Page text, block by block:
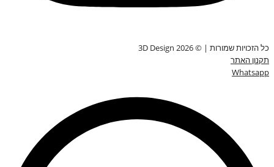
כל הזכויות שמורות | © 3D Design 2026
תקנון האתר
Whatsapp